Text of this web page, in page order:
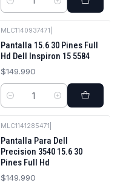
Cantidad
MLC1140937471
Pantalla 15.6 30 Pines Full
Hd Dell Inspiron 15 5584
$149.990
Cantidad
MLC1141285471
Pantalla Para Dell
Precision 3540 15.6 30
Pines Full Hd
$149.990